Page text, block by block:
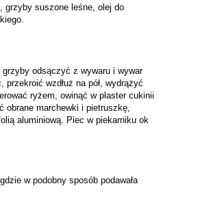
grzyby suszone leśne, olej do
odsączyć z wywaru i wywar
wzdłuż na pół, wydrążyć
ryżem, owinąć w plaster cukinii
obrane marchewki i pietruszkę,
aluminiową. Piec w piekarniku ok
w podobny sposób podawała